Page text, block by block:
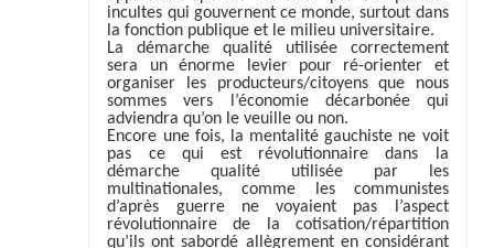
incultes qui gouvernent ce monde, surtout dans
la fonction publique et le milieu universitaire.
La démarche qualité utilisée correctement
sera un énorme levier pour ré-orienter et
organiser les producteurs/citoyens que nous
sommes vers l’économie décarbonée qui
adviendra qu’on le veuille ou non.
Encore une fois, la mentalité gauchiste ne voit
pas ce qui est révolutionnaire dans la
démarche qualité utilisée par les
multinationales, comme les communistes
d’après guerre ne voyaient pas l’aspect
révolutionnaire de la cotisation/répartition
qu’ils ont sabordé allègrement en considérant